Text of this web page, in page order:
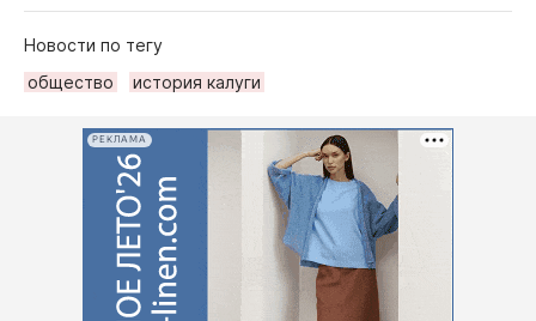
Новости по тегу
общество
история калуги
РЕКЛАМА